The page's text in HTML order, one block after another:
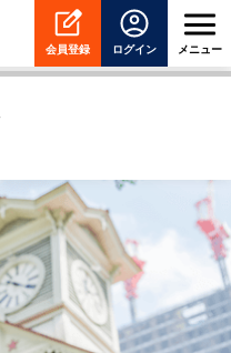
会員登録 ログイン メニュー